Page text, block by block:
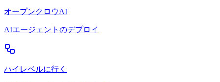
オープンクロウAI
AIエージェントのデプロイ
ハイレベルに行く